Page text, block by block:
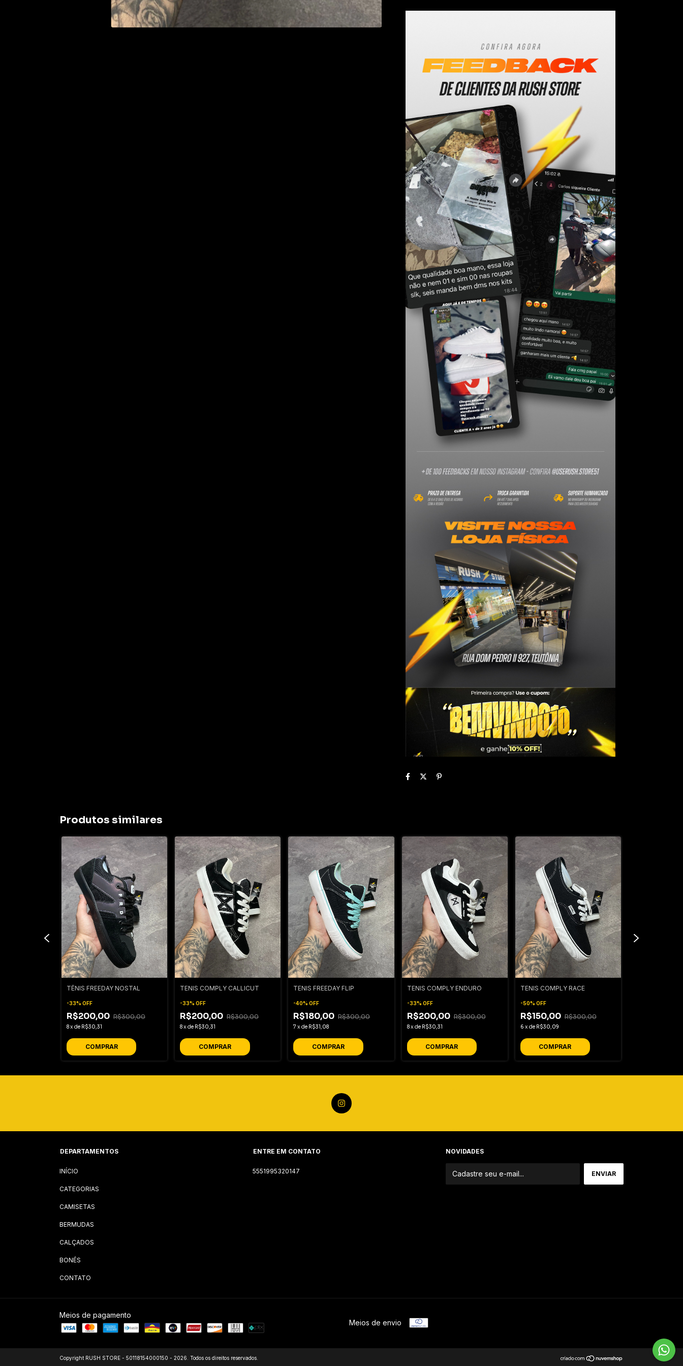
Produtos similares
TÊNIS FREEDAY NOSTAL
-33% OFF
R$200,00 R$300,00
8xde R$30,31
COMPRAR
TENIS COMPLY CALLICUT
-33%OFF
R$200,00 R$300,00
8xde R$30,31
COMPRAR
TENIS FREEDAY FLIP
-40%OFF
R$180,00 R$300,00
7 xde R$31,08
COMPRAR
TENIS COMPLY ENDURO
-33% OFF
R$200,00 R$300,00
8xde R$30,31
COMPRAR
TENIS COMPLY RACE
-50% OFF
R$150,00 R$300,00
6 xde R$30,09
COMPRAR
DEPARTAMENTOS
INÍCIO
CATEGORIAS
CAMISETAS
BERMUDAS
CALÇADOS
BONÉS
CONTATO
ENTRE EM CONTATO
5551995320147
NOVIDADES
Meios de pagamento
Meios de envio
Copyright RUSH STORE - 50118154000150 - 2026. Todos os direitos reservados.